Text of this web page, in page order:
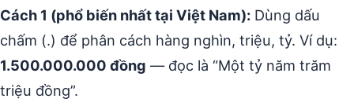
Cách 1 (phổ biến nhất tại Việt Nam): Dùng dấu
chấm (.) để phân cách hàng nghìn, triệu, tỷ. Ví dụ:
1.500.000.000 đồng — đọc là “Một tỷ năm trăm
triệu đồng”.